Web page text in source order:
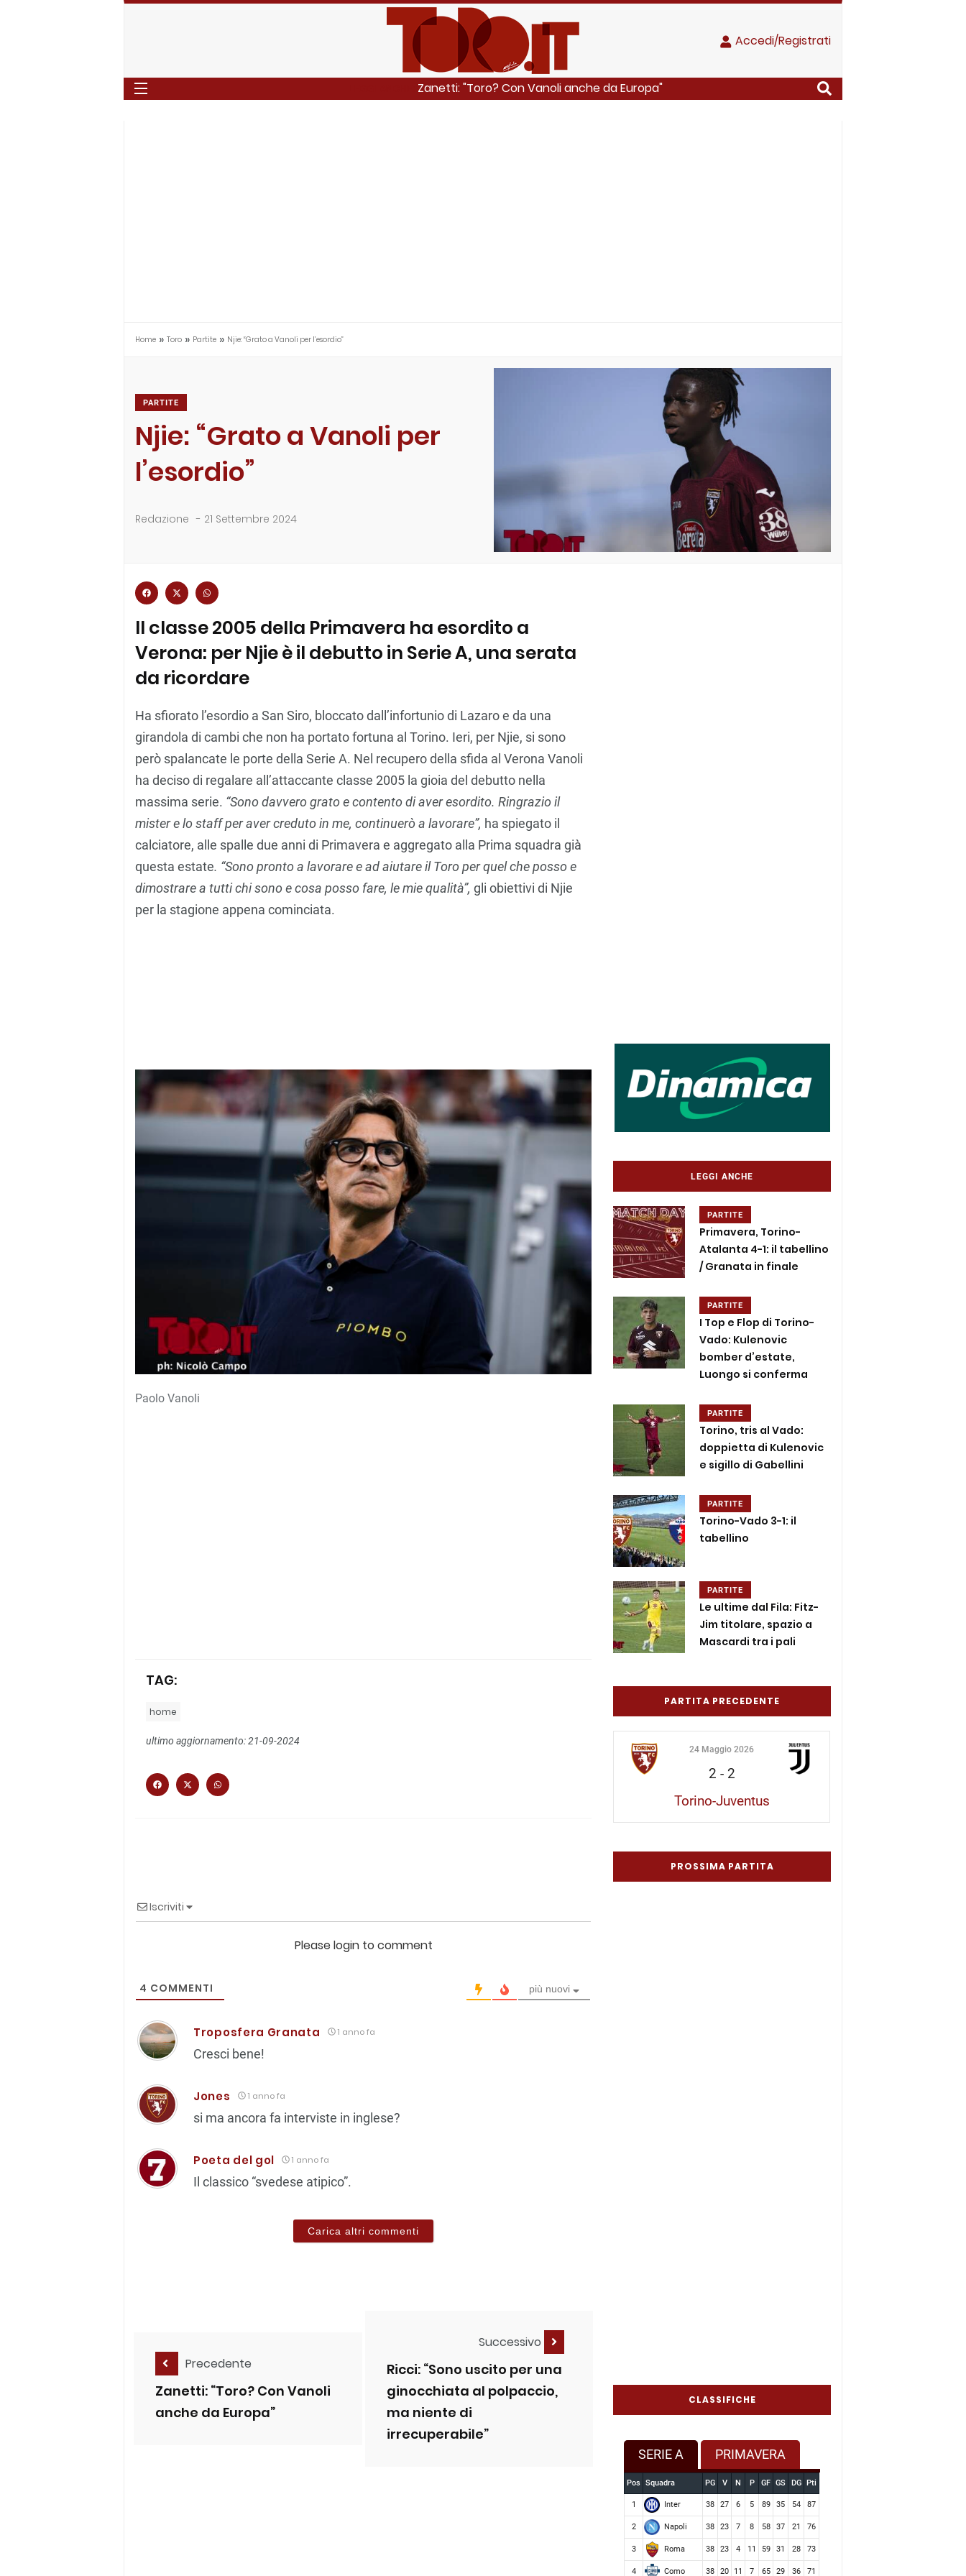
Accedi/Registrati
Zanetti: "Toro? Con Vanoli anche da Europa"
Home » Toro » Partite » Njie: “Grato a Vanoli per l’esordio”
PARTITE
Njie: “Grato a Vanoli per
l’esordio”
Redazione - 21 Settembre 2024
Il classe 2005 della Primavera ha esordito a
Verona: per Njie è il debutto in Serie A, una serata
da ricordare
Ha sfiorato l’esordio a San Siro, bloccato dall’infortunio di Lazaro e da una
girandola di cambi che non ha portato fortuna al Torino. Ieri, per Njie, si sono
però spalancate le porte della Serie A. Nel recupero della sfida al Verona Vanoli
ha deciso di regalare all’attaccante classe 2005 la gioia del debutto nella
massima serie. “Sono davvero grato e contento di aver esordito. Ringrazio il
mister e lo staff per aver creduto in me, continuerò a lavorare”, ha spiegato il
calciatore, alle spalle due anni di Primavera e aggregato alla Prima squadra già
questa estate. “Sono pronto a lavorare e ad aiutare il Toro per quel che posso e
dimostrare a tutti chi sono e cosa posso fare, le mie qualità”, gli obiettivi di Njie
per la stagione appena cominciata.
Paolo Vanoli
TAG:
home
ultimo aggiornamento: 21-09-2024
Iscriviti
Please login to comment
4 COMMENTI più nuovi
Troposfera Granata 1 anno fa
Cresci bene!
Jones 1 anno fa
si ma ancora fa interviste in inglese?
Poeta del gol 1 anno fa
Il classico “svedese atipico”.
Carica altri commenti
Precedente
Zanetti: “Toro? Con Vanoli
anche da Europa”
Successivo
Ricci: “Sono uscito per una
ginocchiata al polpaccio,
ma niente di
irrecuperabile”
LEGGI ANCHE
PARTITE
Primavera, Torino-
Atalanta 4-1: il tabellino
/ Granata in finale
PARTITE
I Top e Flop di Torino-
Vado: Kulenovic
bomber d’estate,
Luongo si conferma
PARTITE
Torino, tris al Vado:
doppietta di Kulenovic
e sigillo di Gabellini
PARTITE
Torino-Vado 3-1: il
tabellino
PARTITE
Le ultime dal Fila: Fitz-
Jim titolare, spazio a
Mascardi tra i pali
PARTITA PRECEDENTE
24 Maggio 2026
2 - 2
Torino-Juventus
PROSSIMA PARTITA
CLASSIFICHE
SERIE A PRIMAVERA
Pos Squadra PG V N P GF GS DG Pti
1 Inter 38 27 6 5 89 35 54 87
2 Napoli 38 23 7 8 58 37 21 76
3 Roma 38 23 4 11 59 31 28 73
4 Como 38 20 11 7 65 29 36 71